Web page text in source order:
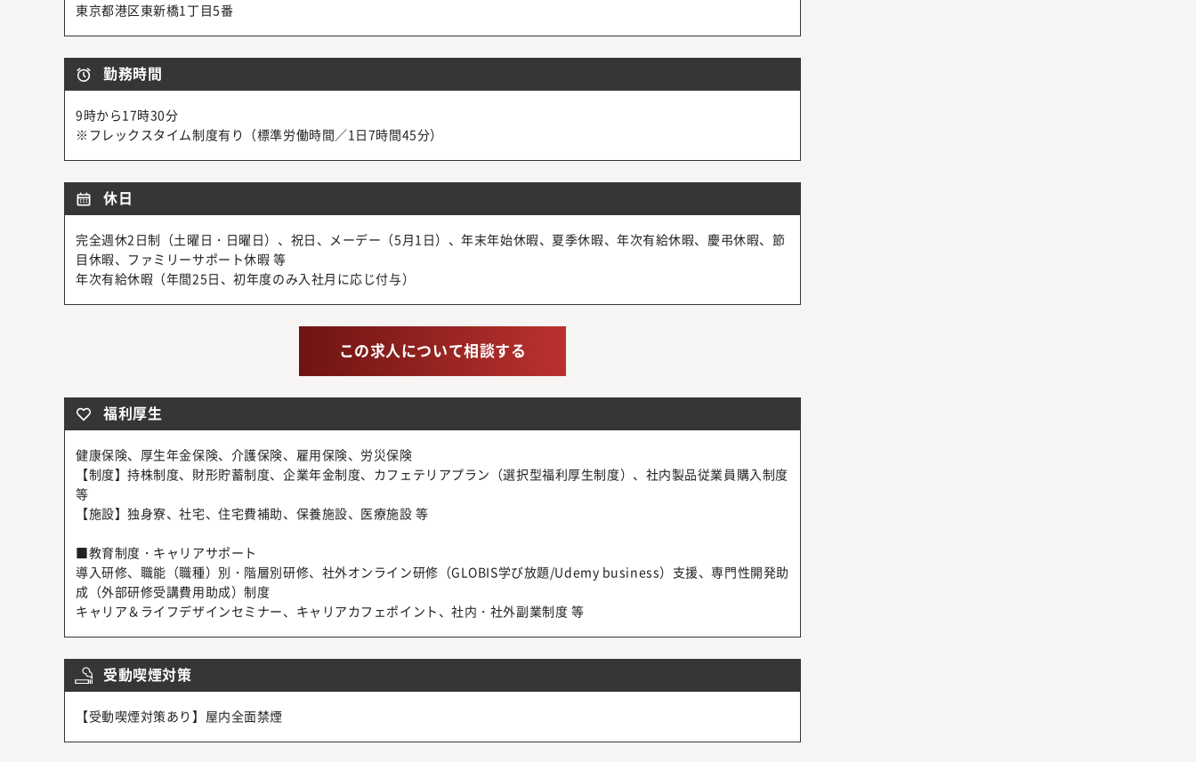
東京都港区東新橋1丁目5番
勤務時間
9時から17時30分
※フレックスタイム制度有り（標準労働時間／1日7時間45分）
休日
完全週休2日制（土曜日・日曜日）、祝日、メーデー（5月1日）、年末年始休暇、夏季休暇、年次有給休暇、慶弔休暇、節
目休暇、ファミリーサポート休暇 等
年次有給休暇（年間25日、初年度のみ入社月に応じ付与）
この求人について相談する
福利厚生
健康保険、厚生年金保険、介護保険、雇用保険、労災保険
【制度】持株制度、財形貯蓄制度、企業年金制度、カフェテリアプラン（選択型福利厚生制度）、社内製品従業員購入制度
等
【施設】独身寮、社宅、住宅費補助、保養施設、医療施設 等
■教育制度・キャリアサポート
導入研修、職能（職種）別・階層別研修、社外オンライン研修（GLOBIS学び放題/Udemy business）支援、専門性開発助
成（外部研修受講費用助成）制度
キャリア＆ライフデザインセミナー、キャリアカフェポイント、社内・社外副業制度 等
受動喫煙対策
【受動喫煙対策あり】屋内全面禁煙